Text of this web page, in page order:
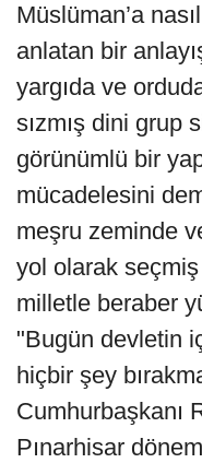
Müslüman’a
anlatan bir
yargıda ve
sızmış dini grup
görünümlü bir
mücadelesini
meşru zeminde
yol olarak
milletle beraber
"Bugün devletin
hiçbir şey
Cumhurbaşkanı
Pınarhisar